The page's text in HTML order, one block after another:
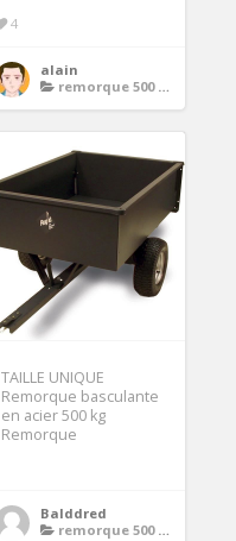
4
alain
remorque 500 kg
TAILLE UNIQUE
Remorque basculante
en acier 500 kg
Remorque
Balddred
remorque 500 kg